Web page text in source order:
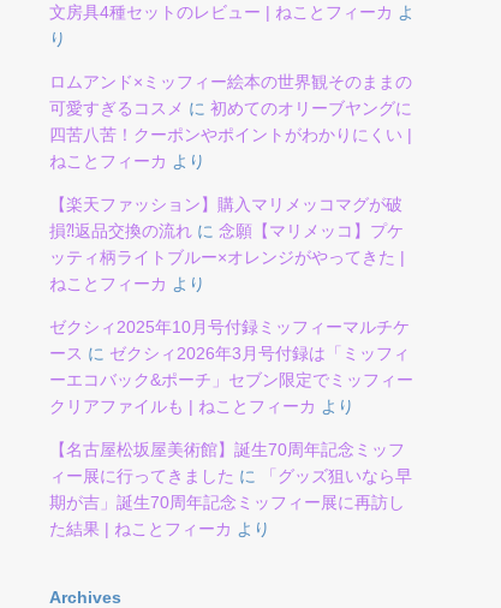
文房具4種セットのレビュー | ねことフィーカ よ
り
ロムアンド×ミッフィー絵本の世界観そのままの
可愛すぎるコスメ に 初めてのオリーブヤングに
四苦八苦！クーポンやポイントがわかりにくい |
ねことフィーカ より
【楽天ファッション】購入マリメッコマグが破
損⁈返品交換の流れ に 念願【マリメッコ】プケ
ッティ柄ライトブルー×オレンジがやってきた |
ねことフィーカ より
ゼクシィ2025年10月号付録ミッフィーマルチケ
ース に ゼクシィ2026年3月号付録は「ミッフィ
ーエコバック&ポーチ」セブン限定でミッフィー
クリアファイルも | ねことフィーカ より
【名古屋松坂屋美術館】誕生70周年記念ミッフ
ィー展に行ってきました に
「グッズ狙いなら早
期が吉」誕生70周年記念ミッフィー展に再訪し
た結果 | ねことフィーカ より
Archives